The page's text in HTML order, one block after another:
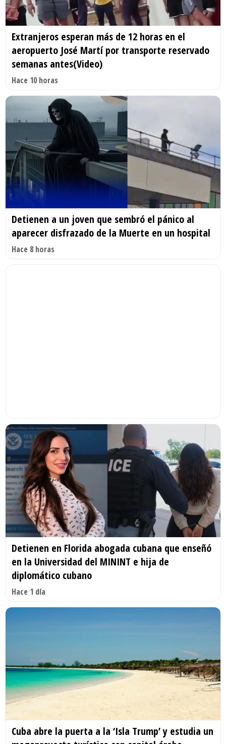
Extranjeros esperan más de 12 horas en el
aeropuerto José Martí por transporte reservado
semanas antes(Video)
Hace 10 horas
Detienen a un joven que sembró el pánico al
aparecer disfrazado de la Muerte en un hospital
Hace 8 horas
Detienen en Florida abogada cubana que enseñó
en la Universidad del MININT e hija de
diplomático cubano
Hace 1 día
Cuba abre la puerta a la ‘Isla Trump’ y estudia un